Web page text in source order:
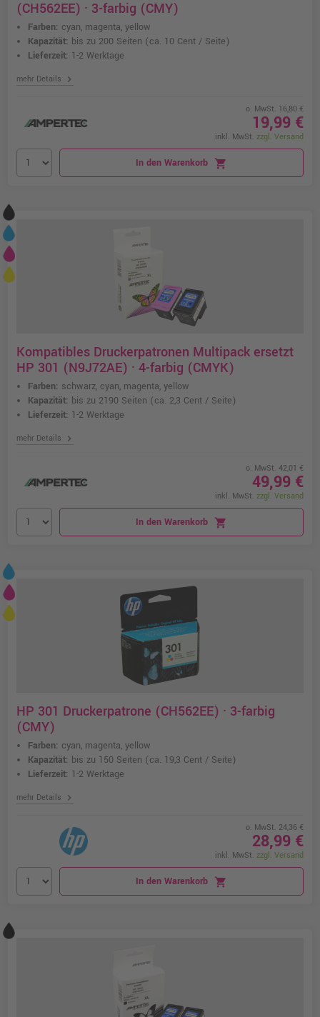
(CH562EE) · 3-farbig (CMY)
Farben: cyan, magenta, yellow
Kapazität: bis zu 200 Seiten (ca. 10 Cent / Seite)
Lieferzeit: 1-2 Werktage
mehr Details chevron_right
o. MwSt. 16,80 €
19,99 €
inkl. MwSt. zzgl. Versand
In den Warenkorb shopping_cart
Kompatibles Druckerpatronen Multipack ersetzt
HP 301 (N9J72AE) · 4-farbig (CMYK)
Farben: schwarz, cyan, magenta, yellow
Kapazität: bis zu 2190 Seiten (ca. 2,3 Cent / Seite)
Lieferzeit: 1-2 Werktage
mehr Details chevron_right
o. MwSt. 42,01 €
49,99 €
inkl. MwSt. zzgl. Versand
In den Warenkorb shopping_cart
HP 301 Druckerpatrone (CH562EE) · 3-farbig
(CMY)
Farben: cyan, magenta, yellow
Kapazität: bis zu 150 Seiten (ca. 19,3 Cent / Seite)
Lieferzeit: 1-2 Werktage
mehr Details chevron_right
o. MwSt. 24,36 €
28,99 €
inkl. MwSt. zzgl. Versand
In den Warenkorb shopping_cart